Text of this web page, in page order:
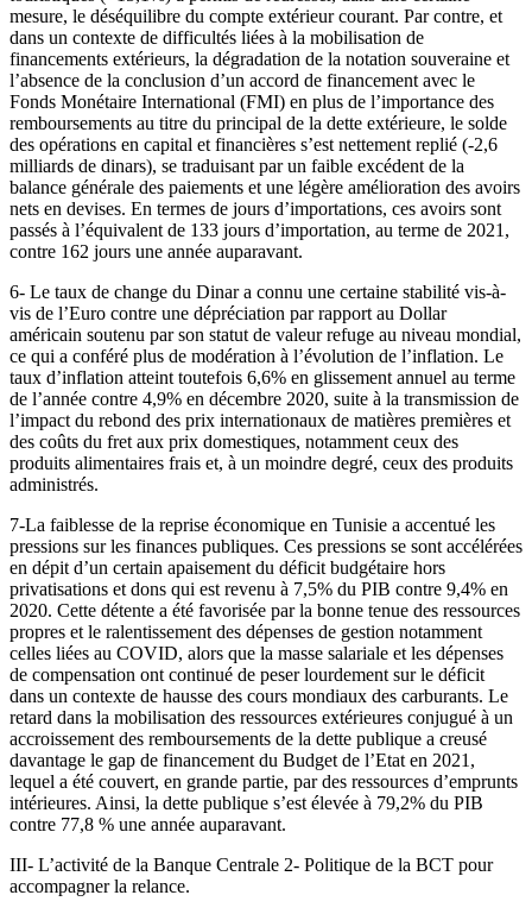
mesure, le déséquilibre du compte extérieur courant. Par contre, et
dans un contexte de difficultés liées à la mobilisation de
financements extérieurs, la dégradation de la notation souveraine et
l’absence de la conclusion d’un accord de financement avec le
Fonds Monétaire International (FMI) en plus de l’importance des
remboursements au titre du principal de la dette extérieure, le solde
des opérations en capital et financières s’est nettement replié (-2,6
milliards de dinars), se traduisant par un faible excédent de la
balance générale des paiements et une légère amélioration des avoirs
nets en devises. En termes de jours d’importations, ces avoirs sont
passés à l’équivalent de 133 jours d’importation, au terme de 2021,
contre 162 jours une année auparavant.
6- Le taux de change du Dinar a connu une certaine stabilité vis-à-
vis de l’Euro contre une dépréciation par rapport au Dollar
américain soutenu par son statut de valeur refuge au niveau mondial,
ce qui a conféré plus de modération à l’évolution de l’inflation. Le
taux d’inflation atteint toutefois 6,6% en glissement annuel au terme
de l’année contre 4,9% en décembre 2020, suite à la transmission de
l’impact du rebond des prix internationaux de matières premières et
des coûts du fret aux prix domestiques, notamment ceux des
produits alimentaires frais et, à un moindre degré, ceux des produits
administrés.
7-La faiblesse de la reprise économique en Tunisie a accentué les
pressions sur les finances publiques. Ces pressions se sont accélérées
en dépit d’un certain apaisement du déficit budgétaire hors
privatisations et dons qui est revenu à 7,5% du PIB contre 9,4% en
2020. Cette détente a été favorisée par la bonne tenue des ressources
propres et le ralentissement des dépenses de gestion notamment
celles liées au COVID, alors que la masse salariale et les dépenses
de compensation ont continué de peser lourdement sur le déficit
dans un contexte de hausse des cours mondiaux des carburants. Le
retard dans la mobilisation des ressources extérieures conjugué à un
accroissement des remboursements de la dette publique a creusé
davantage le gap de financement du Budget de l’Etat en 2021,
lequel a été couvert, en grande partie, par des ressources d’emprunts
intérieures. Ainsi, la dette publique s’est élevée à 79,2% du PIB
contre 77,8 % une année auparavant.
III- L’activité de la Banque Centrale 2- Politique de la BCT pour
accompagner la relance.